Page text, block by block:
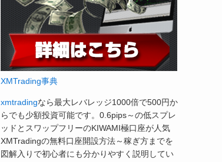
XMTrading事典
xmtradingなら最大レバレッジ1000倍で500円か
らでも少額投資可能です。0.6pips～の低スプレ
ッドとスワップフリーのKIWAMI極口座が人気
XMTradingの無料口座開設方法～稼ぎ方までを
図解入りで初心者にも分かりやすく説明してい